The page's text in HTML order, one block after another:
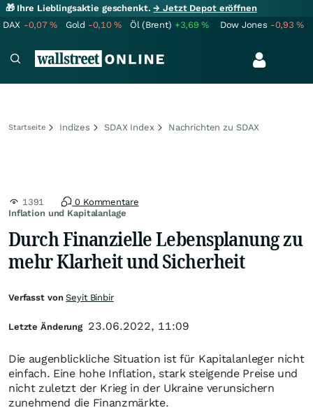
🎁 Ihre Lieblingsaktie geschenkt.→ Jetzt Depot eröffnen
DAX -0,07% Gold -0,10% Öl (Brent) +3,69% Dow Jones -0,93%
Startseite Indizes SDAX Index Nachrichten zu SDAX
Inflation und Kapitalanlage
1391 0 Kommentare
Durch Finanzielle Lebensplanung zu
mehr Klarheit und Sicherheit
Die augenblickliche Situation ist für Kapitalanleger nicht
einfach. Eine hohe Inflation, stark steigende Preise und
nicht zuletzt der Krieg in der Ukraine verunsichern
zunehmend die Finanzmärkte.
Verfasst vonSeyit Binbir
Letzte Änderung 23.06.2022, 11:09